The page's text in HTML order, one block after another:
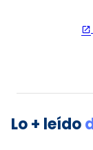
open_in_new
Lo + leído